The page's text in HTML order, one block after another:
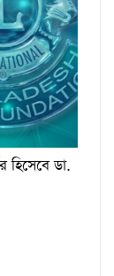
হিসেবে ডা.